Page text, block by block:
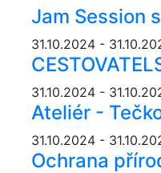
Jam Session
31.10.2024 -
31.10.2024 -
Ateliér -
31.10.2024 -
Ochrana